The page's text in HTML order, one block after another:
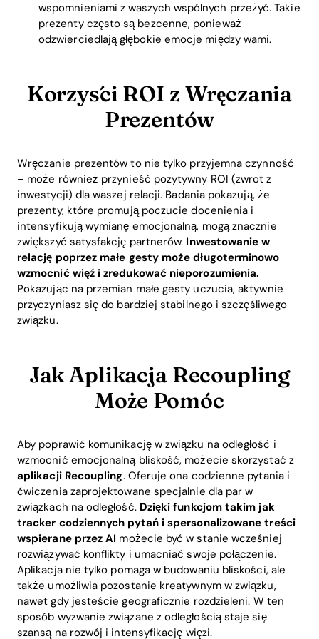
wspomnieniami z waszych wspólnych przeżyć. Takie
prezenty często są bezcenne, ponieważ
odzwierciedlają głębokie emocje między wami.
Korzyści ROI z Wręczania
Prezentów
Wręczanie prezentów to nie tylko przyjemna czynność
– może również przynieść pozytywny ROI (zwrot z
inwestycji) dla waszej relacji. Badania pokazują, że
prezenty, które promują poczucie docenienia i
intensyfikują wymianę emocjonalną, mogą znacznie
zwiększyć satysfakcję partnerów. Inwestowanie w
relację poprzez małe gesty może długoterminowo
wzmocnić więź i zredukować nieporozumienia.
Pokazując na przemian małe gesty uczucia, aktywnie
przyczyniasz się do bardziej stabilnego i szczęśliwego
związku.
Jak Aplikacja Recoupling
Może Pomóc
Aby poprawić komunikację w związku na odległość i
wzmocnić emocjonalną bliskość, możecie skorzystać z
aplikacji Recoupling. Oferuje ona codzienne pytania i
ćwiczenia zaprojektowane specjalnie dla par w
związkach na odległość. Dzięki funkcjom takim jak
tracker codziennych pytań i spersonalizowane treści
wspierane przez AI możecie być w stanie wcześniej
rozwiązywać konflikty i umacniać swoje połączenie.
Aplikacja nie tylko pomaga w budowaniu bliskości, ale
także umożliwia pozostanie kreatywnym w związku,
nawet gdy jesteście geograficznie rozdzieleni. W ten
sposób wyzwanie związane z odległością staje się
szansą na rozwój i intensyfikację więzi.